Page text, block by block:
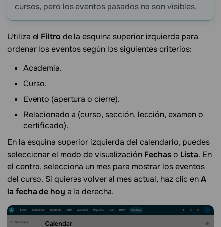
cursos, pero los eventos pasados no son visibles.
Utiliza el Filtro de la esquina superior izquierda para
ordenar los eventos según los siguientes criterios:
Academia.
Curso.
Evento (apertura o cierre).
Relacionado a (curso, sección, lección, examen o
certificado).
En la esquina superior izquierda del calendario, puedes
seleccionar el modo de visualización Fechaso Lista. En
el centro, selecciona un mes para mostrar los eventos
del curso. Si quieres volver al mes actual, haz clic enA
la fecha de hoy a la derecha.